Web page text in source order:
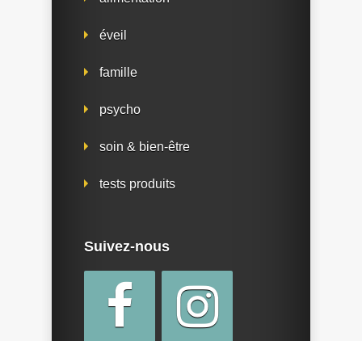
éveil
famille
psycho
soin & bien-être
tests produits
Suivez-nous